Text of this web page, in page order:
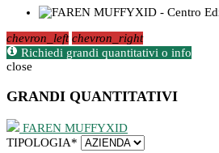
chevron_left chevron_right
Richiedi grandi quantitativi o info
close
GRANDI QUANTITATIVI
FAREN MUFFYXID
TIPOLOGIA*